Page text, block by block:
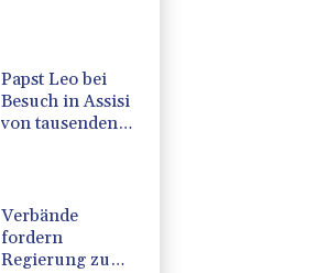
Papst Leo bei
Besuch in Assisi
von tausenden
empfangen
Verbände
fordern
Regierung zu